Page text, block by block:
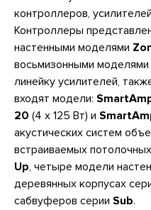
контроллеров,
Контроллеры
настенными моделями
восьмизонными моделями
линейку усилителей,
входят модели:
20 (4 х 125 Вт) и
акустических систем
встраиваемых
Up, четыре модели
деревянных корпусах
сабвуферов серии Sub.